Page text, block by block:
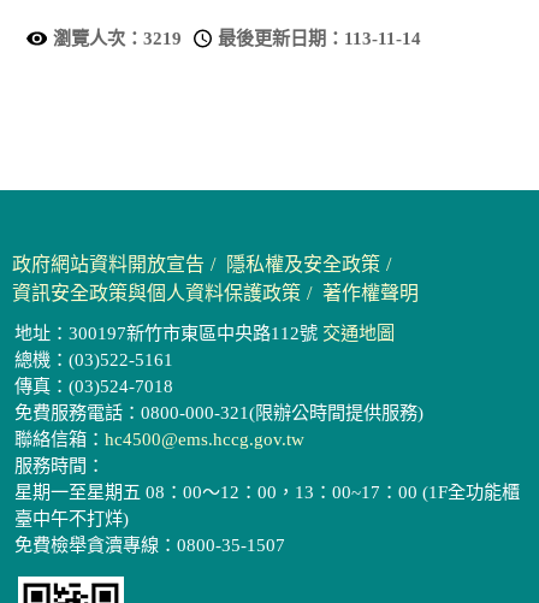
瀏覽人次： 3219 最後更新日期： 113-11-14
政府網站資料開放宣告
隱私權及安全政策
資訊安全政策與個人資料保護政策
著作權聲明
地址：300197新竹市東區中央路112號 交通地圖
總機：(03)522-5161
傳真：(03)524-7018
免費服務電話：0800-000-321(限辦公時間提供服務)
聯絡信箱： hc4500@ems.hccg.gov.tw
服務時間：
星期一至星期五 08：00～12：00，13：00~17：00 (1F全功能櫃
臺中午不打烊)
免費檢舉貪瀆專線：0800-35-1507